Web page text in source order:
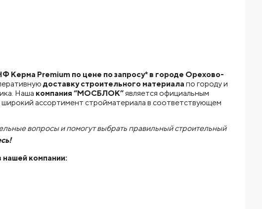
Premium по цене по запросу* в городе Орехово-
доставку строительного материала по городу и
Наша компания “МОСБЛОК”является официальным
ассортимент стройматериала в соответствующем
вопросы и помогут выбрать правильный строительный
нашей компании: